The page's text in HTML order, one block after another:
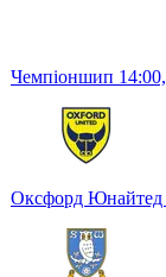
Чемпіоншип 14:00,
Оксфорд Юнайтед